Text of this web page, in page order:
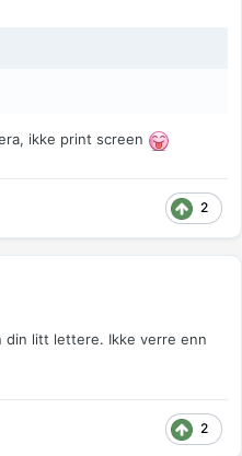
ikke print screen
2
din litt lettere. Ikke verre enn
2